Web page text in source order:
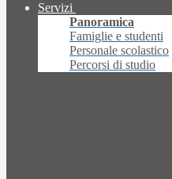
Servizi
Panoramica
Famiglie e studenti
Personale scolastico
Percorsi di studio